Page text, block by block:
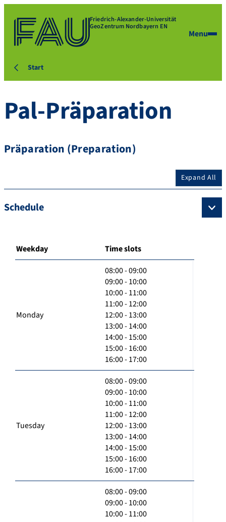
Friedrich-Alexander-Universität
GeoZentrum Nordbayern EN
Menu
Start
Pal-Präparation
Präparation (Preparation)
Expand All
Schedule
Weekday Time slots
Monday
08:00 - 09:00
09:00 - 10:00
10:00 - 11:00
11:00 - 12:00
12:00 - 13:00
13:00 - 14:00
14:00 - 15:00
15:00 - 16:00
16:00 - 17:00
Tuesday
08:00 - 09:00
09:00 - 10:00
10:00 - 11:00
11:00 - 12:00
12:00 - 13:00
13:00 - 14:00
14:00 - 15:00
15:00 - 16:00
16:00 - 17:00
08:00 - 09:00
09:00 - 10:00
10:00 - 11:00